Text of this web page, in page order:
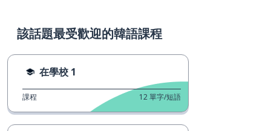
該話題最受歡迎的韓語課程
在學校 1
課程 12單字/短語